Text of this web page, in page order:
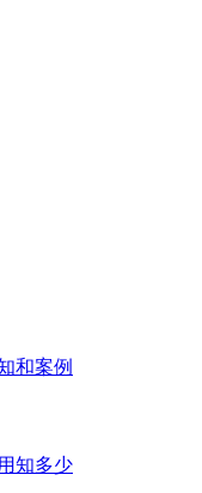
和案例
知多少